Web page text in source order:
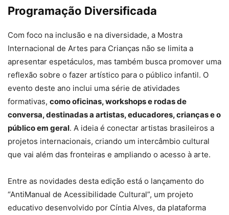
Programação Diversificada
Com foco na inclusão e na diversidade, a Mostra
Internacional de Artes para Crianças não se limita a
apresentar espetáculos, mas também busca promover uma
reflexão sobre o fazer artístico para o público infantil. O
evento deste ano inclui uma série de atividades
formativas, como oficinas, workshops e rodas de
conversa, destinadas a artistas, educadores, crianças e o
público em geral. A ideia é conectar artistas brasileiros a
projetos internacionais, criando um intercâmbio cultural
que vai além das fronteiras e ampliando o acesso à arte.
Entre as novidades desta edição está o lançamento do
“AntiManual de Acessibilidade Cultural”, um projeto
educativo desenvolvido por Cíntia Alves, da plataforma